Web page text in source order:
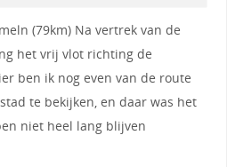
(79km) Na vertrek van de
het vrij vlot richting de
ben ik nog even van de route
te bekijken, en daar was het
niet heel lang blijven